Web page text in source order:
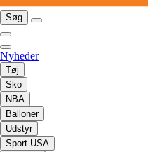
Søg
Nyheder
Tøj
Sko
NBA
Balloner
Udstyr
Sport USA